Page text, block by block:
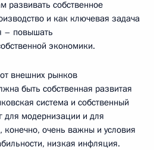
развивать собственное
и как ключевая задача
– повышать
экономики.
внешних рынков
быть собственная развитая
система и собственный
для модернизации и для
конечно, очень важны и условия
низкая инфляция.